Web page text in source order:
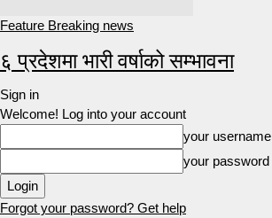
Feature Breaking news
६ प्रदेशमा भारी वर्षाको सम्भावना
Sign in
Welcome! Log into your account
your username
your password
Forgot your password? Get help